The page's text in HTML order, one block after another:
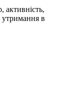
активність,
утримання в